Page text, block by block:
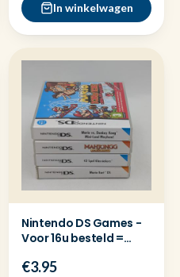
In winkelwagen
Nintendo DS Games -
Voor 16u besteld =
verzonden
€3.95